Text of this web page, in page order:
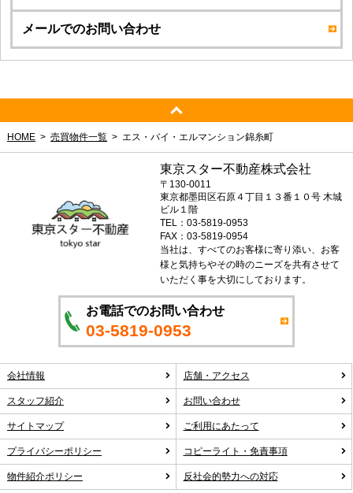
メールでのお問い合わせ
HOME 売買物件一覧 エス・バイ・エルマンション錦糸町
東京スター不動産株式会社
〒130-0011
東京都墨田区石原４丁目１３番１０号 木城
ビル１階
TEL：03-5819-0953
FAX：03-5819-0954
当社は、すべてのお客様に寄り添い、お客
様と気持ちやその時のニーズを共有させて
いただく事を大切にしております。
お電話でのお問い合わせ
03-5819-0953
会社情報 店舗・アクセス
スタッフ紹介 お問い合わせ
サイトマップ ご利用にあたって
プライバシーポリシー コピーライト・免責事項
物件紹介ポリシー 反社会的勢力への対応